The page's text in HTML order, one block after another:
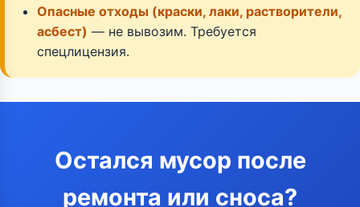
Опасные отходы (краски, лаки, растворители,
асбест) — не вывозим. Требуется
спецлицензия.
Остался мусор после
ремонта или сноса?